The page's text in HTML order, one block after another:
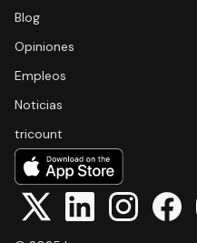
Blog
Opiniones
Empleos
Noticias
tricount